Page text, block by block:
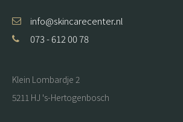
info@skincarecenter.nl
073 - 612 00 78
Klein Lombardje 2
5211 HJ 's-Hertogenbosch